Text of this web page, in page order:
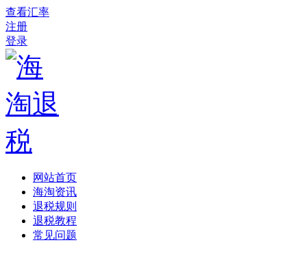
查看汇率
注册
登录
网站首页
海淘资讯
退税规则
退税教程
常见问题